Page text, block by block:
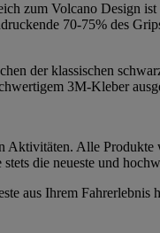
zum Volcano Design
70-75% des
der klassischen
3M-Kleber
Alle
die neueste und
aus Ihrem Fahrerlebnis